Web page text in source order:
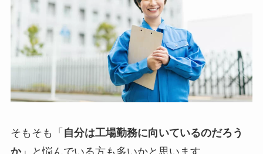
そもそも「 自分は工場勤務に向いているのだろう